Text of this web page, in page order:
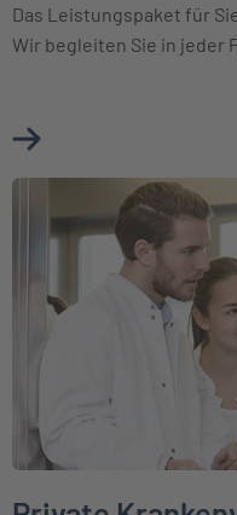
Das Leistungspaket für
Wir begleiten Sie in jeder
Mehr über Private
Weiter zu Private